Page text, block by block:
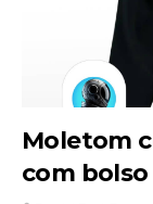
Moletom
com